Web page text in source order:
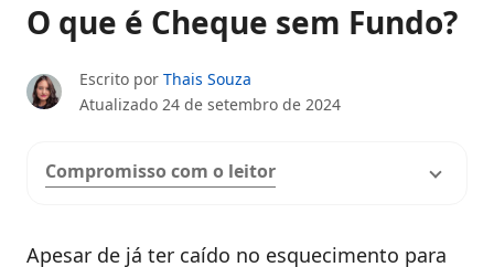
O que é Cheque sem Fundo?
Escrito por Thais Souza
Atualizado 24 de setembro de 2024
Compromisso com o leitor
Apesar de já ter caído no esquecimento para